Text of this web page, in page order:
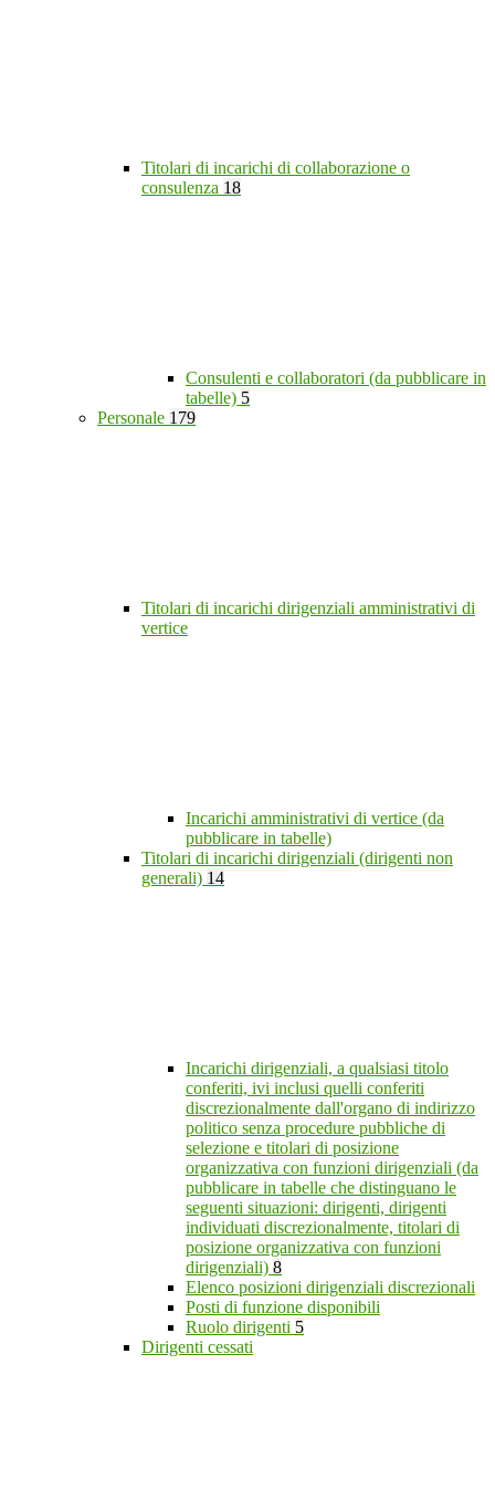
Titolari di incarichi di collaborazione o
consulenza 18
Consulenti e collaboratori (da pubblicare in
tabelle) 5
Personale 179
Titolari di incarichi dirigenziali amministrativi di
vertice
Incarichi amministrativi di vertice (da
pubblicare in tabelle)
Titolari di incarichi dirigenziali (dirigenti non
generali) 14
Incarichi dirigenziali, a qualsiasi titolo
conferiti, ivi inclusi quelli conferiti
discrezionalmente dall'organo di indirizzo
politico senza procedure pubbliche di
selezione e titolari di posizione
organizzativa con funzioni dirigenziali (da
pubblicare in tabelle che distinguano le
seguenti situazioni: dirigenti, dirigenti
individuati discrezionalmente, titolari di
posizione organizzativa con funzioni
dirigenziali) 8
Elenco posizioni dirigenziali discrezionali
Posti di funzione disponibili
Ruolo dirigenti 5
Dirigenti cessati